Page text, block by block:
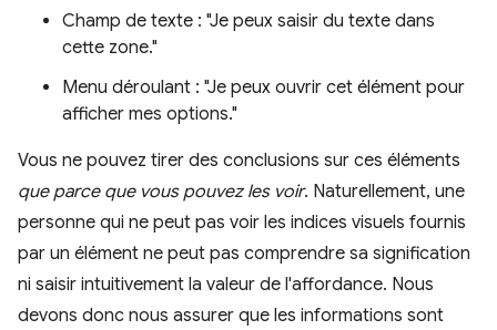
Champ de texte : "Je peux saisir du texte dans
cette zone."
Menu déroulant : "Je peux ouvrir cet élément pour
afficher mes options."
Vous ne pouvez tirer des conclusions sur ces éléments
que parce que vous pouvez les voir. Naturellement, une
personne qui ne peut pas voir les indices visuels fournis
par un élément ne peut pas comprendre sa signification
ni saisir intuitivement la valeur de l'affordance. Nous
devons donc nous assurer que les informations sont